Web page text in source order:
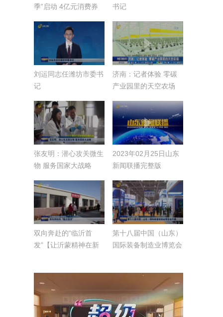
季”启动 4亿元消费券
稳经济 促发展】
书记
刘运同志任潍坊市委书
记
济南：记者体验 零碳
产业园里的天空农场
张友明：潜心攻关微生
物 服务国家大战略
2023年02月25日山东
新闻联播完整版
双向奔赴的“临沂首
发”【让沂蒙精神在新
第十八届中国（山东）
国际装备制造业博览会